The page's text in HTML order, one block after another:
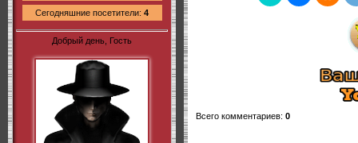
Сегодняшние посетители: 4
Добрый день, Гость
Всего комментариев: 0